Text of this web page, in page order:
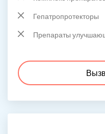
Гепатропротекторы
Препараты